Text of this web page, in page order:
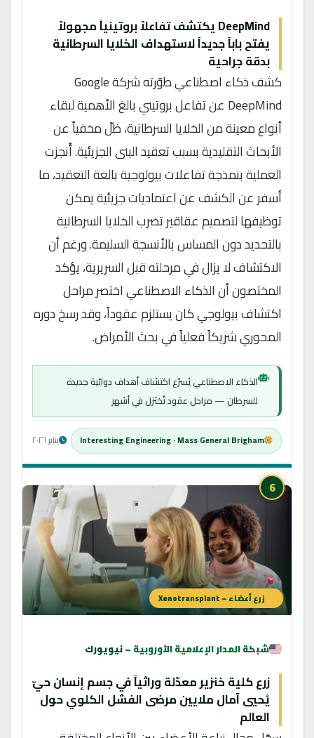
DeepMind يكتشف تفاعلاً بروتينياً مجهولاً
يفتح باباً جديداً لاستهداف الخلايا السرطانية
بدقة جراحية
كشف ذكاء اصطناعي طوّرته شركة Google
DeepMind عن تفاعل بروتيني بالغ الأهمية لبقاء
أنواع معينة من الخلايا السرطانية، ظلّ مخفياً عن
الأبحاث التقليدية بسبب تعقيد البنى الجزيئية. أُنجزت
العملية بنمذجة تفاعلات بيولوجية بالغة التعقيد، ما
أسفر عن الكشف عن اعتماديات جزيئية يمكن
توظيفها لتصميم عقاقير تضرب الخلايا السرطانية
بالتحديد دون المساس بالأنسجة السليمة. ورغم أن
الاكتشاف لا يزال في مرحلته قبل السريرية، يؤكد
المختصون أن الذكاء الاصطناعي اختصر مراحل
اكتشاف بيولوجي كان يستلزم عقوداً، وقد رسخ دوره
المحوري شريكاً فعلياً في بحث الأمراض.
الذكاء الاصطناعي يُسرّع اكتشاف أهداف دوائية جديدة
للسرطان — مراحل عقود تُختزل في أشهر
Interesting Engineering · Mass General Brigham يناير ٢٠٢٦
6
زرع أعضاء – Xenotransplant
شبكة المدار الإعلامية الأوروبية –نيويورك
زرع كلية خنزير معدّلة وراثياً في جسم إنسان حيّ
يُحيي آمال ملايين مرضى الفشل الكلوي حول
العالم